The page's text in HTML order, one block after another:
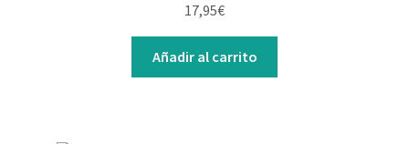
17,95€
Añadir al carrito